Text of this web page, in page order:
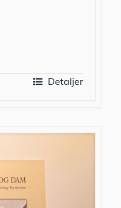
Detaljer